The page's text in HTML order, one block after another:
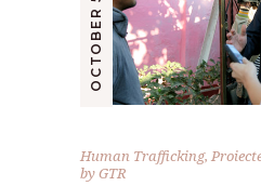
Human Trafficking,
byGTR